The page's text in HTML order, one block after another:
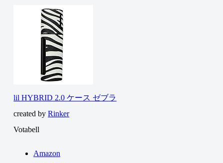
lil HYBRID 2.0 ケース ゼブラ
created byRinker
Votabell
Amazon